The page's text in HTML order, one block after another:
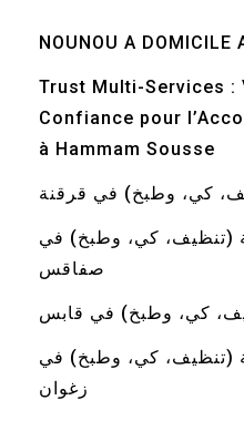
NOUNOU A DOMICILE
Trust Multi-Services :
Confiance pour
à Hammam Sousse
كي، وطبخ) في قرقنة
(تنظيف، كي، وطبخ) في
صفاقس
كي، وطبخ) في قابس
(تنظيف، كي، وطبخ) في
زغوان